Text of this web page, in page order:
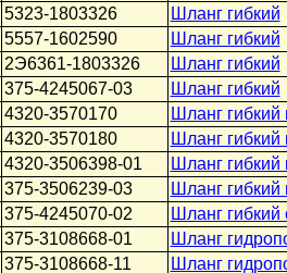
5323-1803326
Шланг гибкий
5557-1602590
Шланг гибкий
2Э6361-1803326
Шланг гибкий
375-4245067-03
Шланг гибкий
4320-3570170
Шланг гибкий
4320-3570180
Шланг гибкий
4320-3506398-01
Шланг гибкий
375-3506239-03
Шланг
375-4245070-02
Шланг гибкий
375-3108668-01
Шланг
375-3108668-11
Шланг